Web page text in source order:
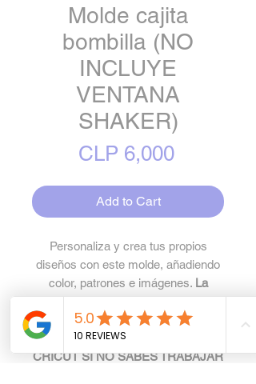
Molde cajita
bombilla (NO
INCLUYE
VENTANA
SHAKER)
CLP 6,000Price
Add to Cart
Personaliza y crea tus propios
diseños con este molde, añadiendo
color, patrones e imágenes. La
compra no incluye asesoría de uso
de programas o diseño. NO
COMPRAR PARA USO CON
CRICUT SI NO SABES TRABAJAR